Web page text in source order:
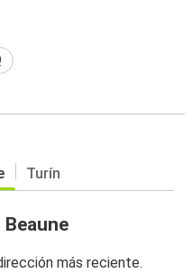
Turín
más reciente.